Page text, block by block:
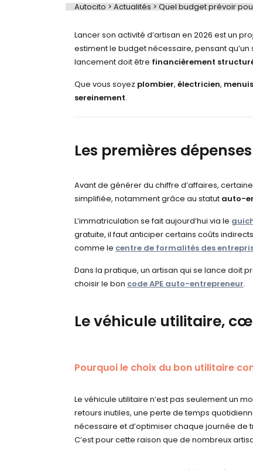
Autocito > Actualités > Quel budget prévoir
Lancer son activité d’artisan en 2026 est un
estiment le budget nécessaire, pensant
lancement doit être financièrement
Que vous soyez plombier, électricien,
sereinement.
Les premières
Avant de générer du chiffre d’affaires,
simplifiée, notamment grâce au statut auto-
L’immatriculation se fait aujourd’hui via le
gratuite, il faut anticiper certains coûts
comme le centre de formalités des
Dans la pratique, un artisan qui se lance doit
choisir le bon code APE auto-entrepreneur.
Le véhicule utilitaire,
Pourquoi le choix du bon utilitaire
Le véhicule utilitaire n’est pas seulement un
retours inutiles, une perte de temps
nécessaire et d’optimiser chaque journée de
C’est pour cette raison que de nombreux